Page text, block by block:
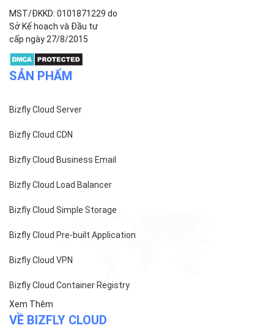
MST/ĐKKD: 0101871229 do
Sở Kế hoạch và Đầu tư
cấp ngày 27/8/2015
SẢN PHẨM
Bizfly Cloud Server
Bizfly Cloud CDN
Bizfly Cloud Business Email
Bizfly Cloud Load Balancer
Bizfly Cloud Simple Storage
Bizfly Cloud Pre-built Application
Bizfly Cloud VPN
Bizfly Cloud Container Registry
Xem Thêm
VỀ BIZFLY CLOUD